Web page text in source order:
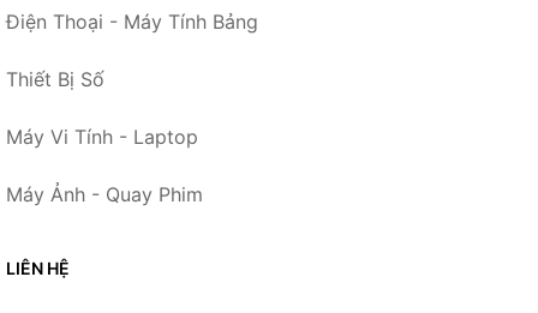
Điện Thoại - Máy Tính Bảng
Thiết Bị Số
Máy Vi Tính - Laptop
Máy Ảnh - Quay Phim
LIÊN HỆ